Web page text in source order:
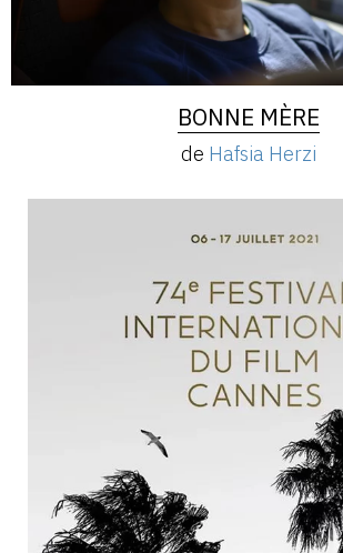
BONNE MÈRE
de Hafsia Herzi